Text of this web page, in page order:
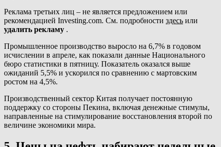
Реклама третьих лиц – не является предложением или
рекомендацией Investing.com. См. подробности здесь или
удалить рекламу .
Промышленное производство выросло на 6,7% в годовом
исчислении в апреле, как показали данные Национального
бюро статистики в пятницу. Показатель оказался выше
ожиданий 5,5% и ускорился по сравнению с мартовским
ростом на 4,5%.
Производственный сектор Китая получает постоянную
поддержку со стороны Пекина, включая денежные стимулы,
направленные на стимулирование восстановления второй по
величине экономики мира.